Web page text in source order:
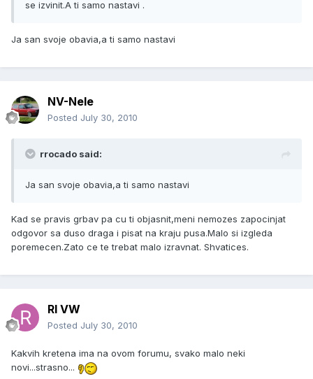
se izvinit.A ti samo nastavi .
Ja san svoje obavia,a ti samo nastavi
NV-Nele
Posted July 30, 2010
rrocado said:
Ja san svoje obavia,a ti samo nastavi
Kad se pravis grbav pa cu ti objasnit,meni nemozes zapocinjat
odgovor sa duso draga i pisat na kraju pusa.Malo si izgleda
poremecen.Zato ce te trebat malo izravnat. Shvatices.
RI VW
Posted July 30, 2010
Kakvih kretena ima na ovom forumu, svako malo neki
novi...strasno...